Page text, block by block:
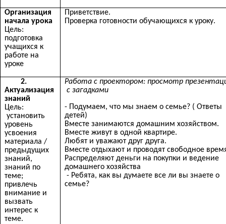
Организация
начала урока
Цель:
подготовка
учащихся к
работе на
уроке
Приветствие.
Проверка готовности обучающихся к уроку.
2.
Актуализация
знаний
Цель:
установить
уровень
усвоения
материала /
предыдущих
знаний,
знаний по
теме;
привлечь
внимание и
вызвать
интерес к
теме.
Работа с проектором: просмотр
с загадками
- Подумаем, что мы знаем о семье? ( Ответы
детей)
Вместе занимаются домашним хозяйством.
Вместе живут в одной квартире.
Любят и уважают друг друга.
Вместе отдыхают и проводят свободное
Распределяют деньги на покупки и ведение
домашнего хозяйства
- Ребята, как вы думаете все ли вы знаете о
семье?